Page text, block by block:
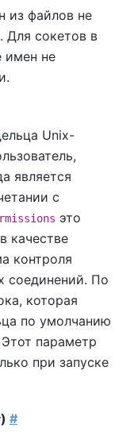
из файлов не
Для сокетов в
имен не
Unix-
является
с
это
качестве
контроля
соединений. По
которая
по умолчанию
параметр
при запуске
) #